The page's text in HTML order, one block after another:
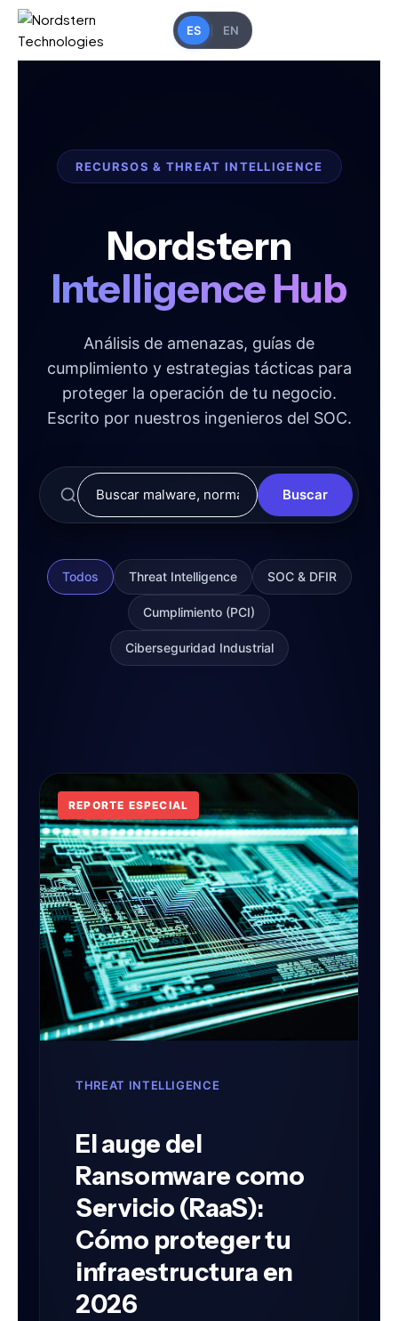
ES EN
RECURSOS & THREAT INTELLIGENCE
Nordstern
Intelligence Hub
Análisis de amenazas, guías de
cumplimiento y estrategias tácticas para
proteger la operación de tu negocio.
Escrito por nuestros ingenieros del SOC.
Buscar
Todos Threat Intelligence SOC & DFIR
Cumplimiento (PCI)
Ciberseguridad Industrial
REPORTE ESPECIAL
THREAT INTELLIGENCE
El auge del
Ransomware como
Servicio (RaaS):
Cómo proteger tu
infraestructura en
2026